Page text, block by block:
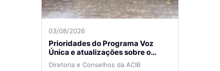
03/08/2026
Prioridades do Programa Voz
Única e atualizações sobre o
Aeroporto de Navegantes são
Diretoria e Conselhos da ACIB